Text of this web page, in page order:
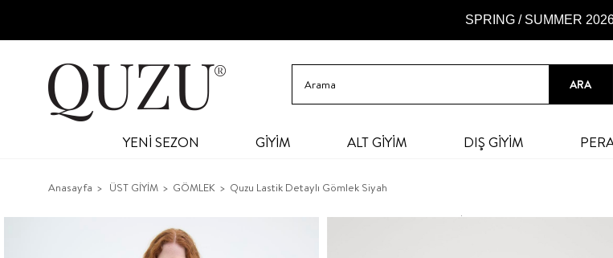
SPRING / SUMMER
YENİ SEZON GİYİM ALT GİYİM DIŞ GİYİM
Anasayfa ÜST GİYİM GÖMLEK Quzu Lastik Detaylı Gömlek Siyah